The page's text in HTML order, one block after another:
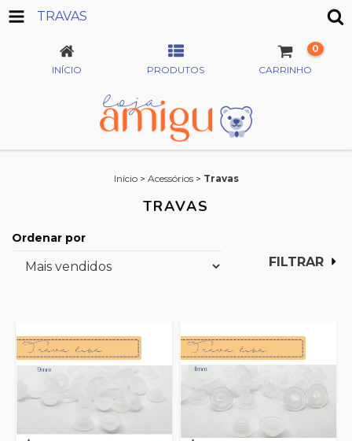
TRAVAS
INÍCIO PRODUTOS CARRINHO
0
Início > Acessórios > Travas
TRAVAS
Ordenar por
FILTRAR